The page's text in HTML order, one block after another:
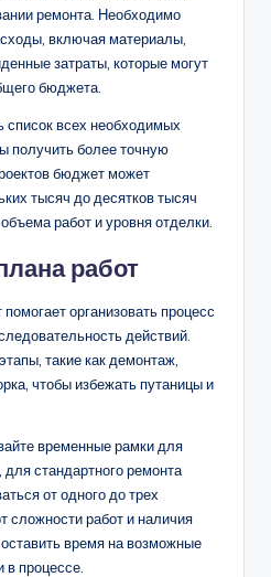
ремонта. Необходимо
включая материалы,
затраты, которые могут
бюджета.
список всех необходимых
получить более точную
бюджет может
тысяч до десятков тысяч
работ и уровня отделки.
работ
организовать процесс
действий.
такие как демонтаж,
чтобы избежать путаницы и
временные рамки для
стандартного ремонта
от одного до трех
сложности работ и наличия
время на возможные
в процессе.